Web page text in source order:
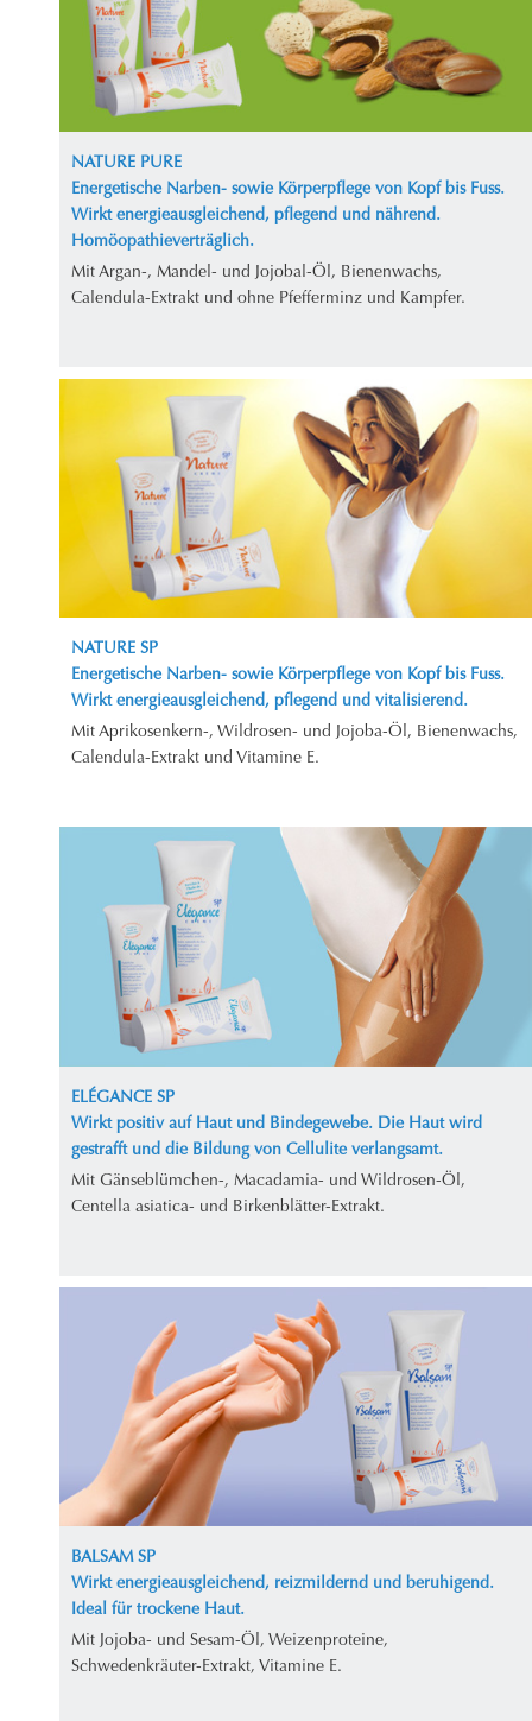
NATURE PURE
Energetische Narben- sowie Körperpflege von Kopf bis Fuss.
Wirkt energieausgleichend, pflegend und nährend.
Homöopathieverträglich.
Mit Argan-, Mandel- und Jojobal-Öl, Bienenwachs,
Calendula-Extrakt und ohne Pfefferminz und Kampfer.
NATURE SP
Energetische Narben- sowie Körperpflege von Kopf bis Fuss.
Wirkt energieausgleichend, pflegend und vitalisierend.
Mit Aprikosenkern-, Wildrosen- und Jojoba-Öl, Bienenwachs,
Calendula-Extrakt und Vitamine E.
ELÉGANCE SP
Wirkt positiv auf Haut und Bindegewebe. Die Haut wird
gestrafft und die Bildung von Cellulite verlangsamt.
Mit Gänseblümchen-, Macadamia- und Wildrosen-Öl,
Centella asiatica- und Birkenblätter-Extrakt.
BALSAM SP
Wirkt energieausgleichend, reizmildernd und beruhigend.
Ideal für trockene Haut.
Mit Jojoba- und Sesam-Öl, Weizenproteine,
Schwedenkräuter-Extrakt, Vitamine E.